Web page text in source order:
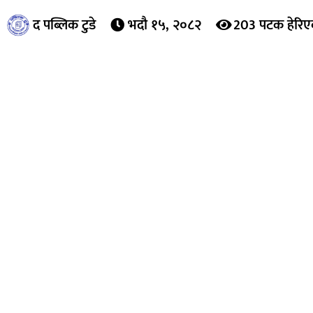
द पब्लिक टुडे भदौ १५, २०८२ 203 पटक